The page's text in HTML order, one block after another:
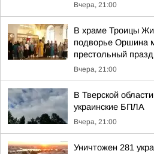
Вчера, 21:00
В храме Троицы
подворье Оршина
престольный
Вчера, 21:00
В Тверской
украинские БПЛА
Вчера, 21:00
Уничтожен 281